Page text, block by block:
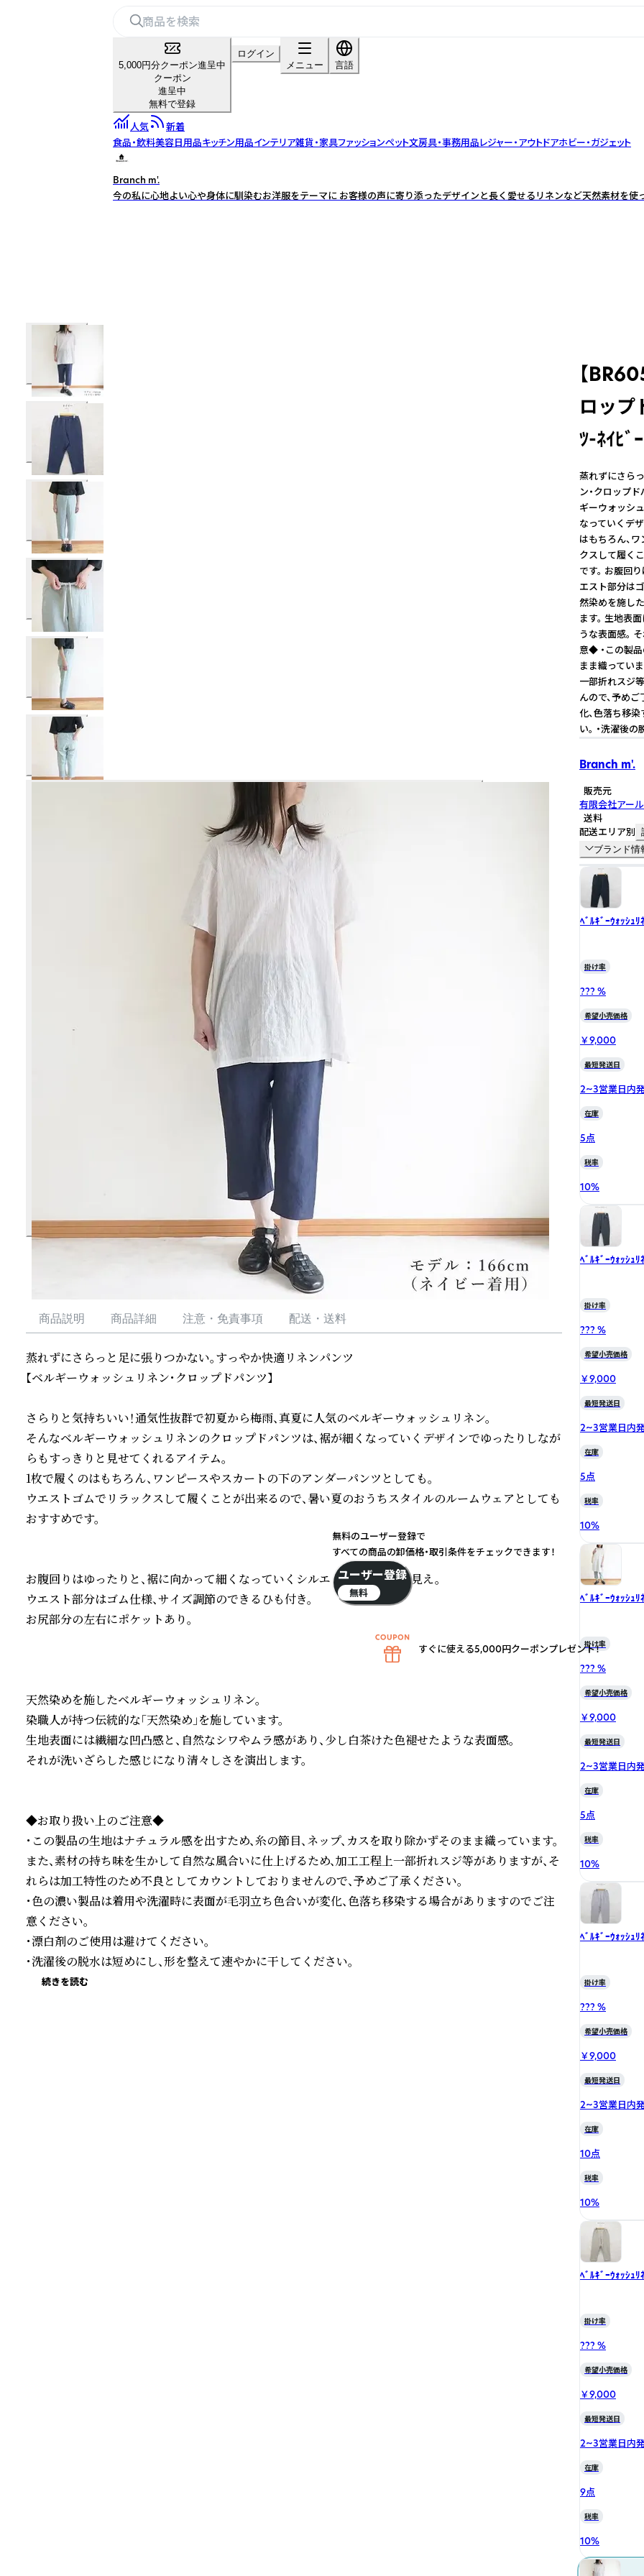
5,000円分クーポン進呈中
クーポン
進呈中
無料で登録
ログイン
メニュー
言語
人気
新着
食品・飲料美容日用品キッチン用品インテリア雑貨・家具ファッションペット文房具・事務用品レジャー・アウトドアホビー・ガジェット
Branch m'.
今の私に心地よい心や身体に馴染むお洋服をテーマに お客様の声に寄り添ったデザインと長く愛せるリネンなど天然素材を
商品説明 商品詳細 注意・免責事項 配送・送料
蒸れずにさらっと足に張りつかない。すっやか快適リネンパンツ
【ベルギーウォッシュリネン・クロップドパンツ】
さらりと気持ちいい！通気性抜群で初夏から梅雨、真夏に人気のベルギーウォッシュリネン。
そんなベルギーウォッシュリネンのクロップドパンツは、裾が細くなっていくデザインでゆったりしなが
らもすっきりと見せてくれるアイテム。
1枚で履くのはもちろん、ワンピースやスカートの下のアンダーパンツとしても。
ウエストゴムでリラックスして履くことが出来るので、暑い夏のおうちスタイルのルームウェアとしても
おすすめです。
お腹回りはゆったりと、裾に向かって細くなっていくシルエットでスッキリ見え。
ウエスト部分はゴム仕様、サイズ調節のできるひも付き。
お尻部分の左右にポケットあり。
天然染めを施したベルギーウォッシュリネン。
染職人が持つ伝統的な「天然染め」を施しています。
生地表面には繊細な凹凸感と、自然なシワやムラ感があり、少し白茶けた色褪せたような表面感。
それが洗いざらした感じになり清々しさを演出します。
◆お取り扱い上のご注意◆
・この製品の生地はナチュラル感を出すため、糸の節目、ネップ、カスを取り除かずそのまま織っています。
また、素材の持ち味を生かして自然な風合いに仕上げるため、加工工程上一部折れスジ等がありますが、そ
れらは加工特性のため不良としてカウントしておりませんので、予めご了承ください。
・色の濃い製品は着用や洗濯時に表面が毛羽立ち色合いが変化、色落ち移染する場合がありますのでご注
意ください。
・漂白剤のご使用は避けてください。
・洗濯後の脱水は短めにし、形を整えて速やかに干してください。
続きを読む
【
ロップ
ﾂ-ﾈｲﾋﾞ
蒸れずにさら
ン・クロップ
ギーウォッシ
なっていくデ
はもちろん、
クスして履く
です。 お腹回
エスト部分は
然染めを施し
ます。 生地表
うな表面感。
意◆ ・この製
まま織ってい
一部折れスジ
んので、予め
化、色落ち移
い。 ・洗濯後
Branch m'.
販売元
有限会社アー
送料
配送エリア別
ブランド情
ﾍﾞﾙｷﾞｰｳｫｯｼｭﾘ
掛け率
??? %
希望小売価格
￥9,000
最短発送日
2~3営業日内
在庫
5点
税率
10%
ﾍﾞﾙｷﾞｰｳｫｯｼｭﾘ
掛け率
??? %
希望小売価格
￥9,000
最短発送日
2~3営業日内
在庫
5点
税率
10%
ﾍﾞﾙｷﾞｰｳｫｯｼｭﾘ
掛け率
??? %
希望小売価格
￥9,000
最短発送日
2~3営業日内
在庫
5点
税率
10%
ﾍﾞﾙｷﾞｰｳｫｯｼｭﾘ
掛け率
??? %
希望小売価格
￥9,000
最短発送日
2~3営業日内
在庫
10点
税率
10%
ﾍﾞﾙｷﾞｰｳｫｯｼｭﾘ
掛け率
??? %
希望小売価格
￥9,000
最短発送日
2~3営業日内
在庫
9点
税率
10%
無料のユーザー登録で
すべての商品の卸価格・取引条件をチェックできます！
ユーザー登録
無料
すぐに使える5,000円クーポンプレゼント！